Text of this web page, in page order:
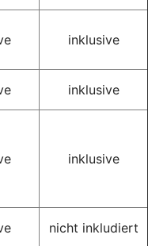
inklusive
inklusive
inklusive
nicht inkludiert